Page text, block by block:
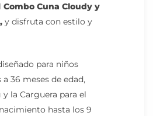
Combo Cuna Cloudy y
y disfruta con estilo y
para niños
a 36 meses de edad,
y la Carguera para el
hasta los 9